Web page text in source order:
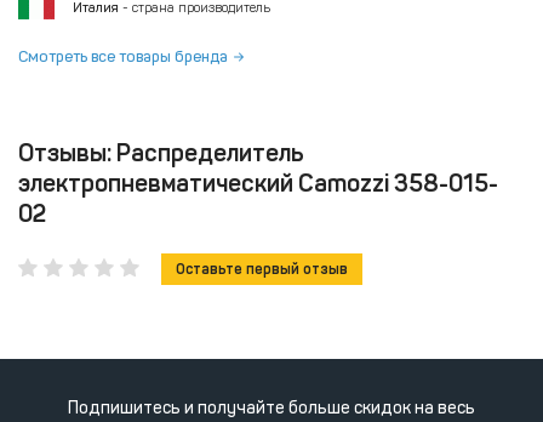
Италия - страна производитель
Смотреть все товары бренда
Отзывы: Распределитель
электропневматический Camozzi 358-015-
02
Оставьте первый отзыв
Подпишитесь и получайте больше скидок на весь